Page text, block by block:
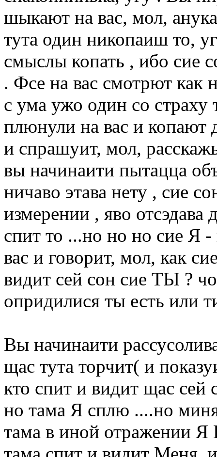
шыкают на вас, мол,
тута один никопаиш то,
смыслы копать , ибо сие
. Фсе на вас смотрют как
с ума ужо один со страху
плюнули на вас и копают
и спрашуит, мол,
вы начинаити пытацца
ничаво этава нету , сие
измерении , яво
спит то ...но но но сие Я
вас и говорит, мол, как
видит сей сон сие ТЫ ?
опридилися ты есть или
Вы начинаити
щас тута торчит( и
кто спит и видит щас сей
но тама Я сплю ....но
тама в иной отражении